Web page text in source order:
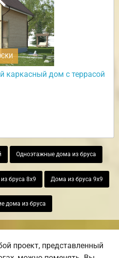
каркасный дом с террасой
Одноэтажные дома из бруса
бруса 8х9 Дома из бруса 9х9
дома из бруса
проект, представленный